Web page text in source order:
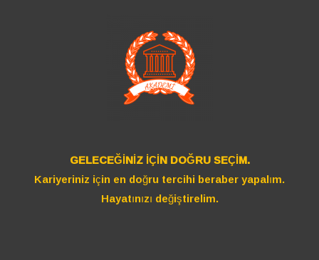
GELECEĞİNİZ İÇİN DOĞRU SEÇİM.
Kariyeriniz için en doğru tercihi beraber yapalım.
Hayatınızı değiştirelim.